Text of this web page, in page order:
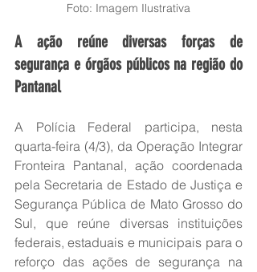
Foto: Imagem Ilustrativa
A ação reúne diversas forças de
segurança e órgãos públicos na região do
Pantanal
A Polícia Federal participa, nesta
quarta-feira (4/3), da Operação Integrar
Fronteira Pantanal, ação coordenada
pela Secretaria de Estado de Justiça e
Segurança Pública de Mato Grosso do
Sul, que reúne diversas instituições
federais, estaduais e municipais para o
reforço das ações de segurança na